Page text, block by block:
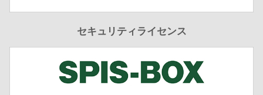
セキュリティライセンス